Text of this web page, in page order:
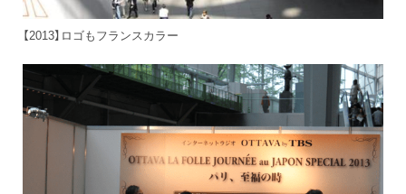
【2013】ロゴもフランスカラー